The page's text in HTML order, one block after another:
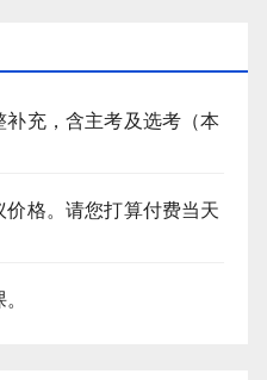
充，含主考及选考（本
格。请您打算付费当天